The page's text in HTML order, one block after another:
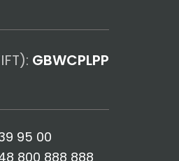
GBWCPLPP
95 00
800 888 888